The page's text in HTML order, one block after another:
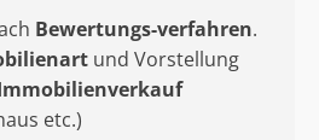
Bewertungs-verfahren.
und Vorstellung
etc.)